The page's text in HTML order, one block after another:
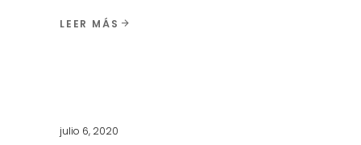
LEER MÁS
julio 6, 2020